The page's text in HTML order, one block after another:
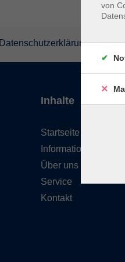
Datenschutzerklärung
Inhalte
Startseite
Informationen
Über uns
Service
Kontakt
von